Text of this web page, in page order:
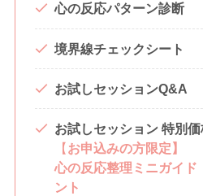
心の反応パターン診断
境界線チェックシート
お試しセッションQ&A
お試しセッション 特別価
【お申込みの方限定】
心の反応整理ミニガイ
ント